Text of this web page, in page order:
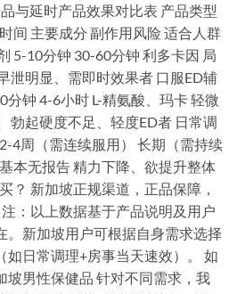
与延时产品效果对比表 产品类型
间 主要成分 副作用风险 适合人群
5-10分钟 30-60分钟 利多卡因 局
泄明显、需即时效果者 口服ED辅
分钟 4-6小时 L-精氨酸、玛卡 轻微
勃起硬度不足、轻度ED者 日常调
4周（需连续服用） 长期（需持续
本无报告 精力下降、欲提升整体
？ 新加坡正规渠道，正品保障，
：以上数据基于产品说明及用户
。新加坡用户可根据自身需求选择
如日常调理+房事当天速效）。 如
坡男性保健品 针对不同需求，我